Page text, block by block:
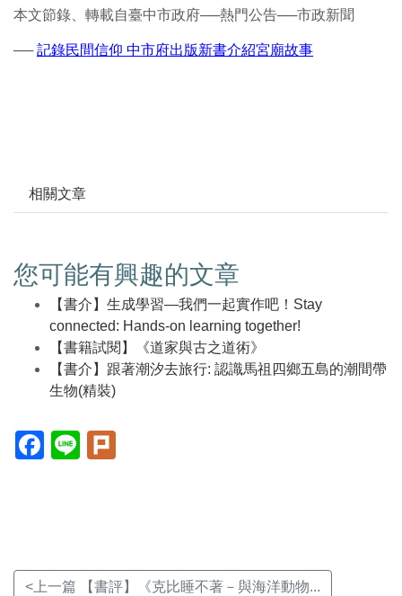
本文節錄、轉載自臺中市政府──熱門公告──市政新聞
──記錄民間信仰 中市府出版新書介紹宮廟故事
相關文章
您可能有興趣的文章
【書介】生成學習—我們一起實作吧！Stay
connected: Hands-on learning together!
【書籍試閱】《道家與古之道術》
【書介】跟著潮汐去旅行: 認識馬祖四鄉五島的潮間帶
生物(精裝)
Facebook(另
開
Line(另
開
<上一篇 【書評】《克比睡不著－與海洋動物...